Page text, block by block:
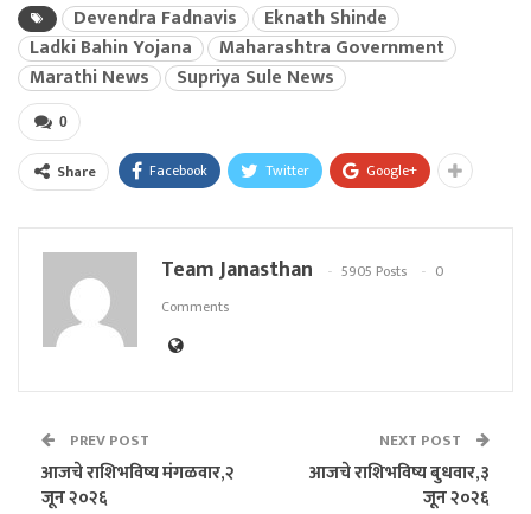
Devendra Fadnavis
Eknath Shinde
Ladki Bahin Yojana
Maharashtra Government
Marathi News
Supriya Sule News
0
Share Facebook Twitter Google+
Team Janasthan 5905 Posts
0
Comments
PREV POST
आजचे राशिभविष्य मंगळवार,२
जून २०२६
NEXT POST
आजचे राशिभविष्य बुधवार,३
जून २०२६